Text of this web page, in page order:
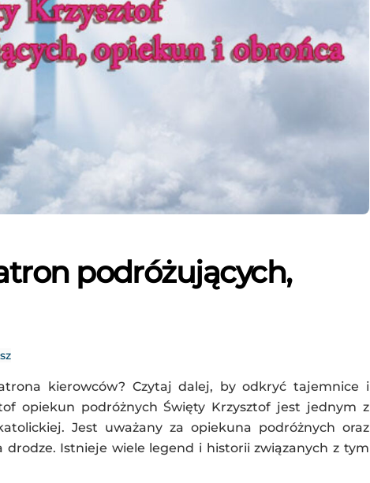
podróżujących,
kierowców? Czytaj dalej, by odkryć tajemnice i
opiekun podróżnych Święty Krzysztof jest jednym z
Jest uważany za opiekuna podróżnych oraz
Istnieje wiele legend i historii związanych z tym